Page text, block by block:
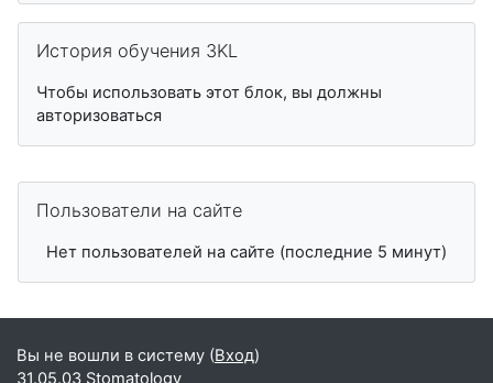
История обучения 3KL
Чтобы использовать этот блок, вы должны
авторизоваться
Пользователи на сайте
Нет пользователей на сайте (последние 5 минут)
Вы не вошли в систему (Вход)
31.05.03 Stomatology